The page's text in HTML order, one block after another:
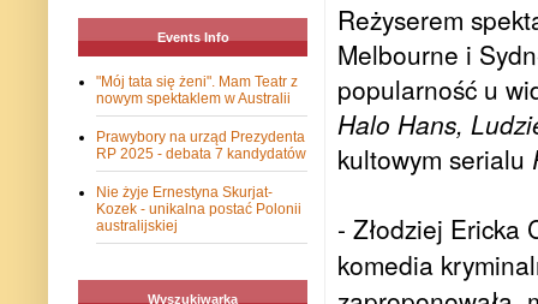
Reżyserem
Melbourne i
popularność u
Halo Hans,
kultowym serialu
- Złodziej
komedia
Events Info
"Mój tata się żeni". Mam Teatr z
nowym spektaklem w Australii
Prawybory na urząd Prezydenta
RP 2025 - debata 7 kandydatów
Nie żyje Ernestyna Skurjat-
Kozek - unikalna postać Polonii
australijskiej
Wyszukiwarka